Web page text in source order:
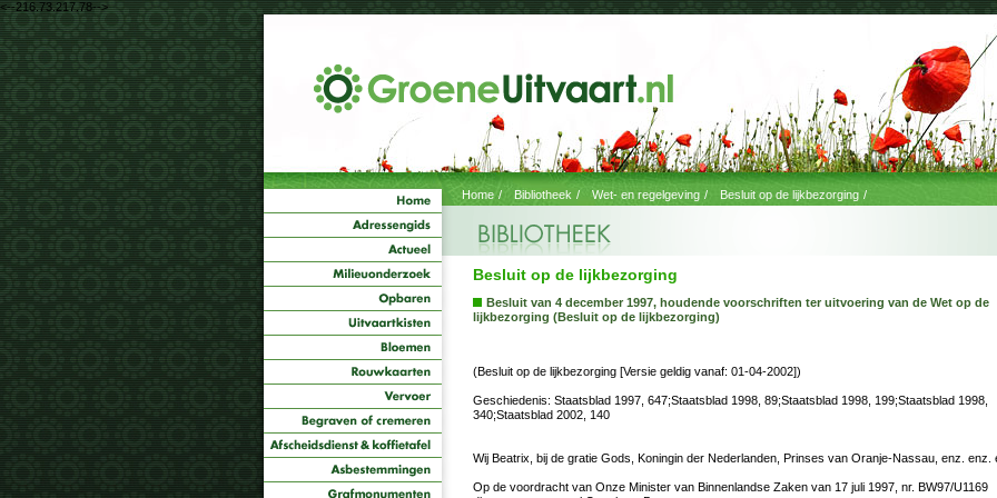
<--216.73.217.78-->
Home / Bibliotheek / Wet- en regelgeving / Besluit op de lijkbezorging /
Besluit op de lijkbezorging
Besluit van 4 december 1997, houdende voorschriften ter uitvoering van de Wet op de
lijkbezorging (Besluit op de lijkbezorging)
(Besluit op de lijkbezorging [Versie geldig vanaf: 01-04-2002])
Geschiedenis: Staatsblad 1997, 647;Staatsblad 1998, 89;Staatsblad 1998, 199;Staatsblad 1998,
340;Staatsblad 2002, 140
Wij Beatrix, bij de gratie Gods, Koningin der Nederlanden, Prinses van Oranje-Nassau, enz. enz.
Op de voordracht van Onze Minister van Binnenlandse Zaken van 17 juli 1997, nr. BW97/U1169